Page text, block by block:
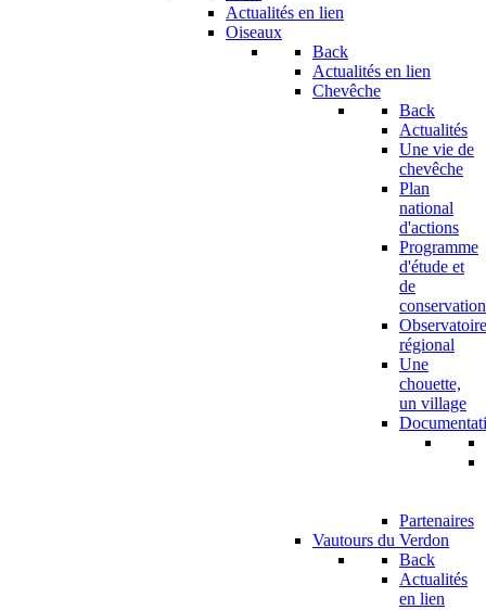
Actualités en lien
Oiseaux
Back
Actualités en lien
Chevêche
Back
Actualités
Une vie de
chevêche
Plan
national
d'actions
Programme
d'étude et
de
conservation
Observatoire
régional
Une
chouette,
un village
Partenaires
Vautours du Verdon
Back
Actualités
en lien